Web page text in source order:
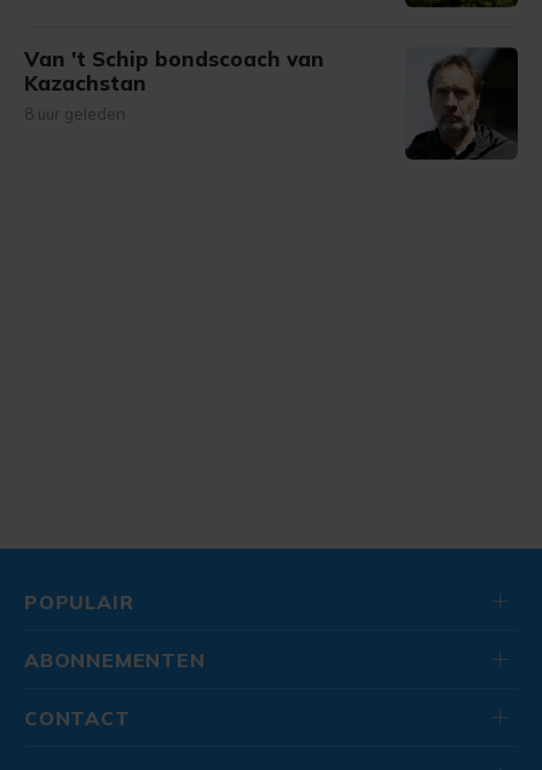
Van 't Schip bondscoach van
Kazachstan
8 uur geleden
POPULAIR
ABONNEMENTEN
CONTACT